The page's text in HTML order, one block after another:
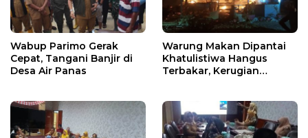
Wabup Parimo Gerak
Cepat, Tangani Banjir di
Desa Air Panas
Warung Makan Dipantai
Khatulistiwa Hangus
Terbakar, Kerugian